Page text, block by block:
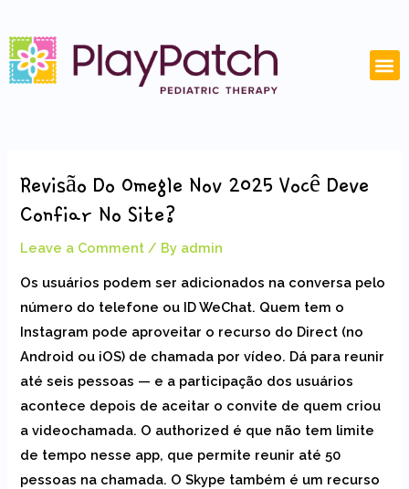
to
content
Revisão Do Omegle Nov 2025 Você Deve
Confiar No Site?
Leave a Comment / By admin
Os usuários podem ser adicionados na conversa pelo
número do telefone ou ID WeChat. Quem tem o
Instagram pode aproveitar o recurso do Direct (no
Android ou iOS) de chamada por vídeo. Dá para reunir
até seis pessoas — e a participação dos usuários
acontece depois de aceitar o convite de quem criou
a videochamada. O authorized é que não tem limite
de tempo nesse app, que permite reunir até 50
pessoas na chamada. O Skype também é um recurso
navigation